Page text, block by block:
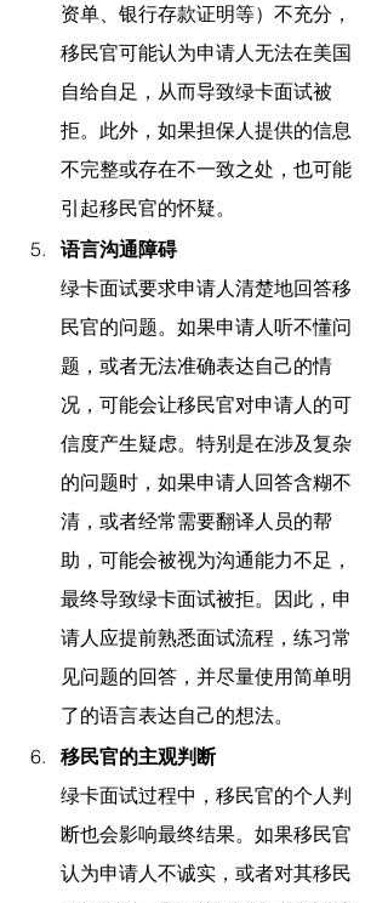
资单、银行存款证明等）不充分，
移民官可能认为申请人无法在美国
自给自足，从而导致绿卡面试被
拒。此外，如果担保人提供的信息
不完整或存在不一致之处，也可能
引起移民官的怀疑。
语言沟通障碍
绿卡面试要求申请人清楚地回答移
民官的问题。如果申请人听不懂问
题，或者无法准确表达自己的情
况，可能会让移民官对申请人的可
信度产生疑虑。特别是在涉及复杂
的问题时，如果申请人回答含糊不
清，或者经常需要翻译人员的帮
助，可能会被视为沟通能力不足，
最终导致绿卡面试被拒。因此，申
请人应提前熟悉面试流程，练习常
见问题的回答，并尽量使用简单明
了的语言表达自己的想法。
移民官的主观判断
绿卡面试过程中，移民官的个人判
断也会影响最终结果。如果移民官
认为申请人不诚实，或者对其移民